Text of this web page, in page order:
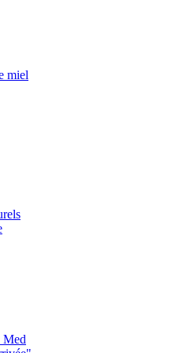
miel
Med